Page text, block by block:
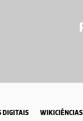
DIGITAIS WIKICIÊNCIAS